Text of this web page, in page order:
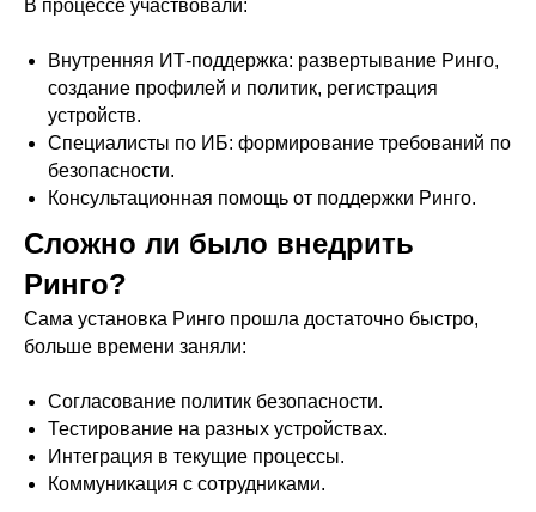
В процессе участвовали:
Внутренняя ИТ-поддержка: развертывание Ринго,
создание профилей и политик, регистрация
устройств.
Специалисты по ИБ: формирование требований по
безопасности.
Консультационная помощь от поддержки Ринго.
Сложно ли было внедрить
Ринго?
Сама установка Ринго прошла достаточно быстро,
больше времени заняли:
Согласование политик безопасности.
Тестирование на разных устройствах.
Интеграция в текущие процессы.
Коммуникация с сотрудниками.